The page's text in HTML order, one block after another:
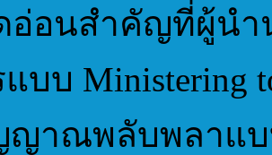
อ่อนสำคัญที่ผู้น
บบ Ministering
าณพลับพลาแบ